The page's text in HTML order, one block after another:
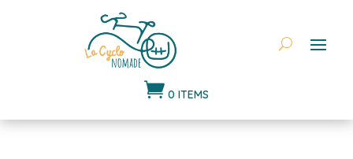
 0 ITEMS